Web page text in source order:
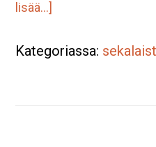
lisää...]
kesäkuuta
Kategoriassa: